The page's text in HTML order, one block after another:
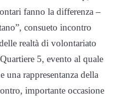
fanno la differenza –
consueto incontro
realtà di volontariato
5, evento al quale
una rappresentanza della
importante occasione